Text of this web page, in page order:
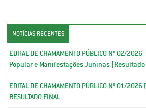
NOTÍCIAS RECENTES
EDITAL DE CHAMAMENTO PÚBLICO Nº 02/
Popular e Manifestações Juninas
EDITAL DE CHAMAMENTO PÚBLICO Nº 01/2026
RESULTADO FINAL